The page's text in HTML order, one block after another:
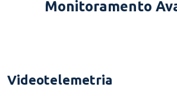
Monitoramento
Videotelemetria